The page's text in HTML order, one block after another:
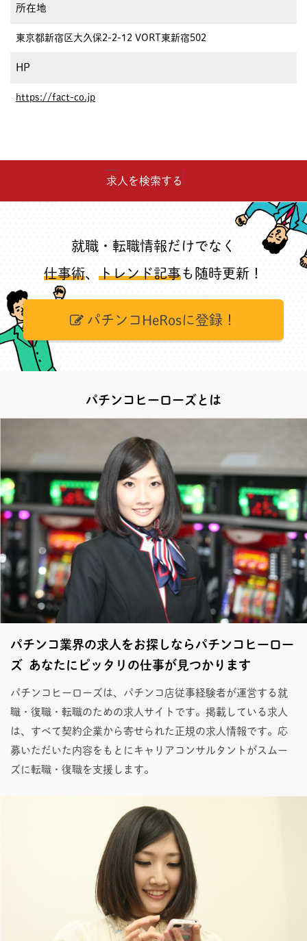
所在地
東京都新宿区大久保2-2-12 VORT東新宿502
HP
https://fact-co.jp
求人を検索する
就職・転職情報だけでなく
仕事術、 トレンド記事も随時更新！
パチンコHeRosに登録！
パチンコヒーローズとは
パチンコ業界の求人をお探しならパチンコヒーロー
ズ あなたにピッタリの仕事が見つかります
パチンコヒーローズは、パチンコ店従事経験者が運営する就
職・復職・転職のための求人サイトです。掲載している求人
は、すべて契約企業から寄せられた正規の求人情報です。応
募いただいた内容をもとにキャリアコンサルタントがスムー
ズに転職・復職を支援します。